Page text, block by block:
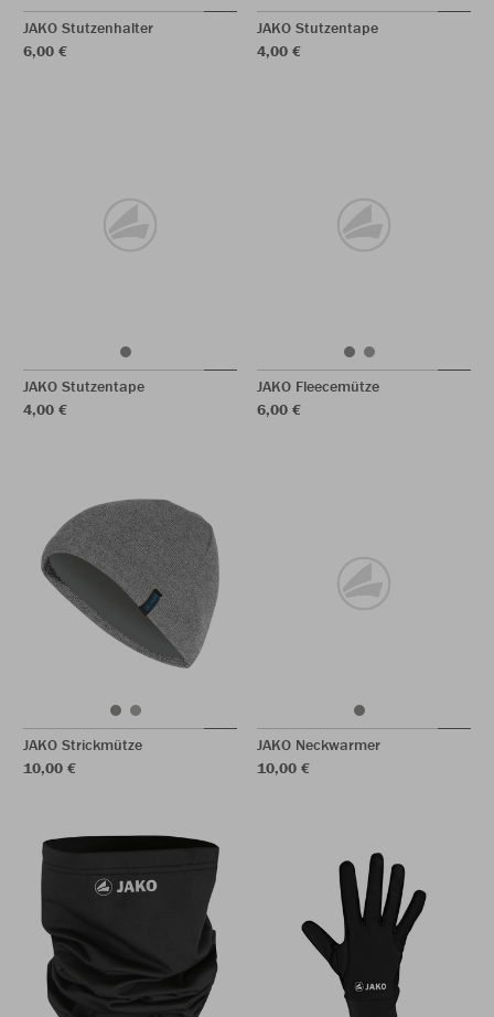
JAKO Stutzenhalter
6,00 €
JAKO Stutzentape
4,00 €
JAKO Stutzentape
4,00 €
JAKO Fleecemütze
6,00 €
JAKO Strickmütze
10,00 €
JAKO Neckwarmer
10,00 €